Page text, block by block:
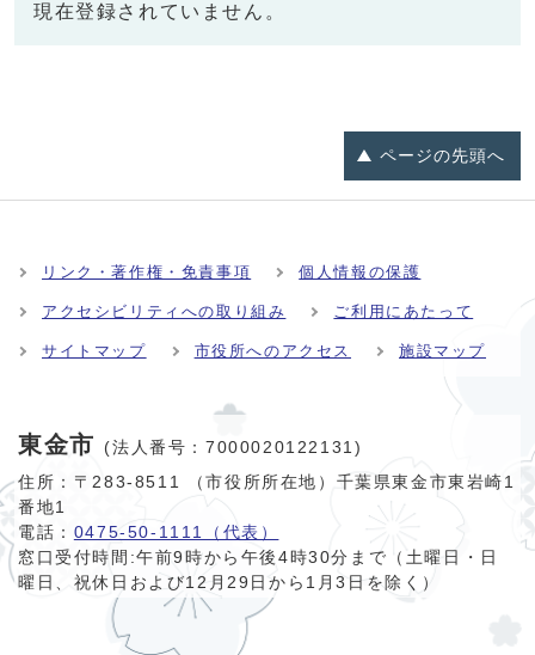
現在登録されていません。
ページの先頭へ
リンク・著作権・免責事項 個人情報の保護
アクセシビリティへの取り組み ご利用にあたって
サイトマップ 市役所へのアクセス 施設マップ
東金市
(法人番号：7000020122131)
住所：〒283-8511 （市役所所在地）千葉県東金市東岩崎1
番地1
電話： 0475-50-1111（代表）
窓口受付時間:午前9時から午後4時30分まで（土曜日・日
曜日、祝休日および12月29日から1月3日を除く）